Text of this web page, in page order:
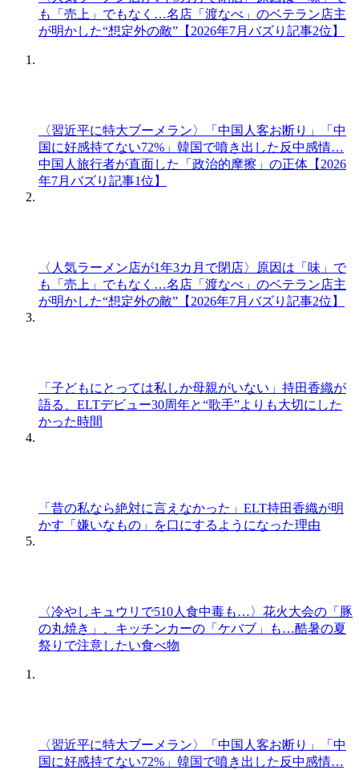
も「売上」でもなく…名店「渡なべ」のベテラン店主
が明かした“想定外の敵”【2026年7月バズり記事2位】
〈習近平に特大ブーメラン〉「中国人客お断り」「中
国に好感持てない72%」韓国で噴き出した反中感情…
中国人旅行者が直面した「政治的摩擦」の正体【2026
年7月バズり記事1位】
〈人気ラーメン店が1年3カ月で閉店〉原因は「味」で
も「売上」でもなく…名店「渡なべ」のベテラン店主
が明かした“想定外の敵”【2026年7月バズり記事2位】
「子どもにとっては私しか母親がいない」持田香織が
語る、ELTデビュー30周年と“歌手”よりも大切にした
かった時間
「昔の私なら絶対に言えなかった」ELT持田香織が明
かす「嫌いなもの」を口にするようになった理由
〈冷やしキュウリで510人食中毒も…〉花火大会の「豚
の丸焼き」、キッチンカーの「ケバブ」も…酷暑の夏
祭りで注意したい食べ物
〈習近平に特大ブーメラン〉「中国人客お断り」「中
国に好感持てない72%」韓国で噴き出した反中感情…